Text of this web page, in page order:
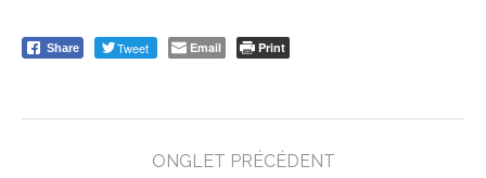
Share Tweet Email Print
ONGLET PRÉCÉDENT